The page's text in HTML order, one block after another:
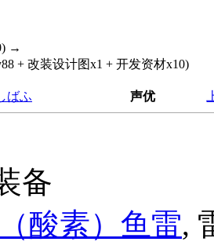
→
+ 改装设计图x1 + 开发资材x10)
ばふ 声优
备
酸素）鱼雷,